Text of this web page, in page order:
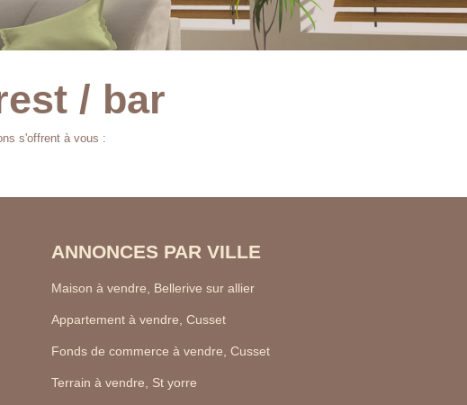
/ bar
s'offrent à vous :
ANNONCES PAR VILLE
Maison à vendre, Bellerive sur allier
Appartement à vendre, Cusset
Fonds de commerce à vendre, Cusset
Terrain à vendre, St yorre